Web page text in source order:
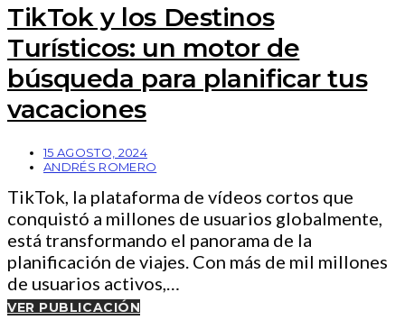
TikTok y los Destinos
Turísticos: un motor de
búsqueda para planificar tus
vacaciones
15 AGOSTO, 2024
ANDRÉS ROMERO
TikTok, la plataforma de vídeos cortos que
conquistó a millones de usuarios globalmente,
está transformando el panorama de la
planificación de viajes. Con más de mil millones
de usuarios activos,…
VER PUBLICACIÓN